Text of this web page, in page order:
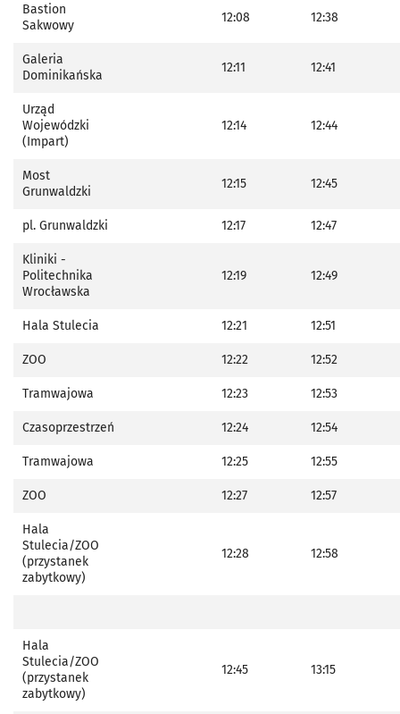
Bastion
Sakwowy
12:08 12:38
Galeria
Dominikańska
12:11 12:41
Urząd
Wojewódzki
(Impart)
12:14 12:44
Most
Grunwaldzki
12:15 12:45
pl. Grunwaldzki 12:17 12:47
Kliniki -
Politechnika
Wrocławska
12:19 12:49
Hala Stulecia 12:21 12:51
ZOO 12:22 12:52
Tramwajowa 12:23 12:53
Czasoprzestrzeń 12:24 12:54
Tramwajowa 12:25 12:55
ZOO 12:27 12:57
Hala
Stulecia/ZOO
(przystanek
zabytkowy)
12:28 12:58
Hala
Stulecia/ZOO
(przystanek
zabytkowy)
12:45 13:15